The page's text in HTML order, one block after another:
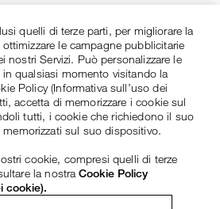
quelli di terze parti, per migliorare la
le campagne pubblicitarie
nostri Servizi. Può personalizzare le
qualsiasi momento visitando la
Policy (Informativa sull’uso dei
accetta di memorizzare i cookie sul
tutti, i cookie che richiedono il suo
sul suo dispositivo.
cookie, compresi quelli di terze
la nostraCookie Policy
cookie).